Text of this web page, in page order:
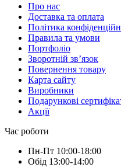
Про нас
Доставка та оплата
Політика
Правила та умови
Портфоліо
Зворотній зв’язок
Повернення товару
Карта сайту
Виробники
Подарункові
Акції
Час роботи
Пн-Пт 10:00-18:00
Обід 13:00-14:00